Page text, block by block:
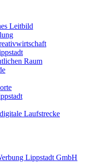
Leitbild
Raum
Laufstrecke
Lippstadt GmbH